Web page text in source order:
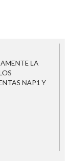
LA
NAP1 Y
HOSPITALES
EN